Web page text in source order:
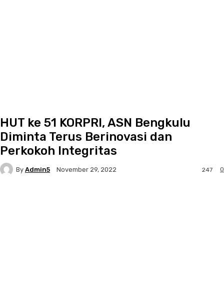
HUT ke 51 KORPRI, ASN Bengkulu
Diminta Terus Berinovasi dan
Perkokoh Integritas
By Admin5 November 29, 2022 0
247